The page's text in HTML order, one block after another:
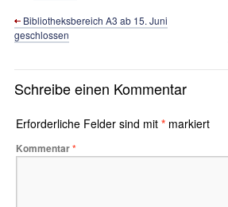
Bibliotheksbereich A3 ab 15. Juni
geschlossen
Schreibe einen Kommentar
Erforderliche Felder sind mit * markiert
Kommentar*